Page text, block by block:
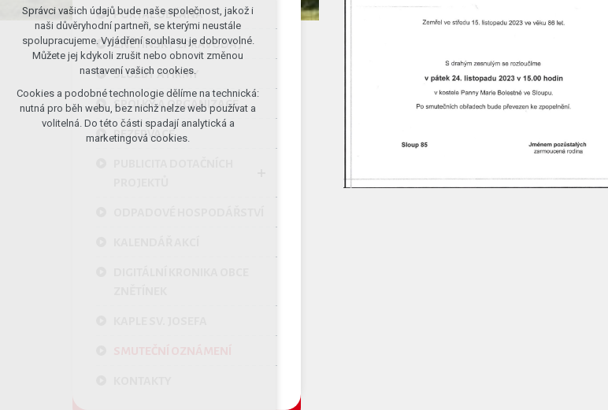
PORTÁL OBČANA
ZNĚTÍNSKÝ ZPRAVODAJ
SLUŽBY A FIRMY
SPOLKY A ORGANIZACE
REZERVACE
vyhodnocení návštěvnosti
marketingová cookies (Google)
Více informací o cookies na našem webu
Přijmout všechny cookies
Odmítnout vše
Správci vašich údajů bude naše společnost, jakož i
naši důvěryhodní partneři, se kterými neustále
spolupracujeme. Vyjádření souhlasu je dobrovolné.
Můžete jej kdykoli zrušit nebo obnovit změnou
nastavení vašich cookies.
Cookies a podobné technologie dělíme na technická:
nutná pro běh webu, bez nichž nelze web používat a
volitelná. Do této části spadají analytická a
marketingová cookies.